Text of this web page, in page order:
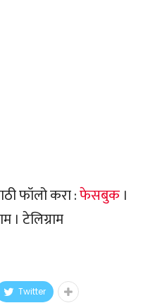
फॉलो करा :फेसबुक ।
। टेलिग्राम
Twitter